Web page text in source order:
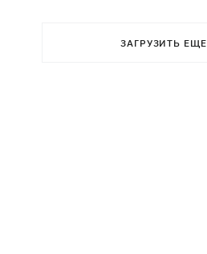
ураган натворил беды на
ЗАГРУЗИТЬ ЕЩЕ